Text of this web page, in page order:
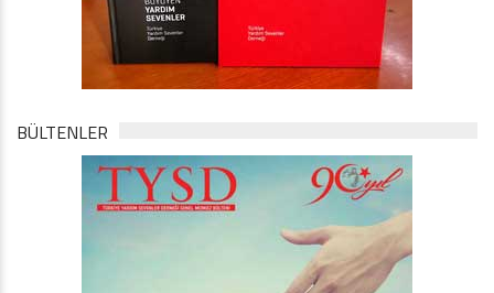
BÜLTENLER